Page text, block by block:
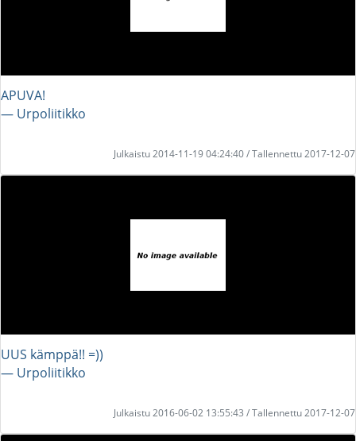
APUVA!
― Urpoliitikko
Julkaistu 2014-11-19 04:24:40 / Tallennettu 2017-12-07
UUS kämppä!! =))
― Urpoliitikko
Julkaistu 2016-06-02 13:55:43 / Tallennettu 2017-12-07